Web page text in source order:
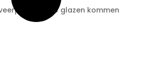
met 3 glazen kommen